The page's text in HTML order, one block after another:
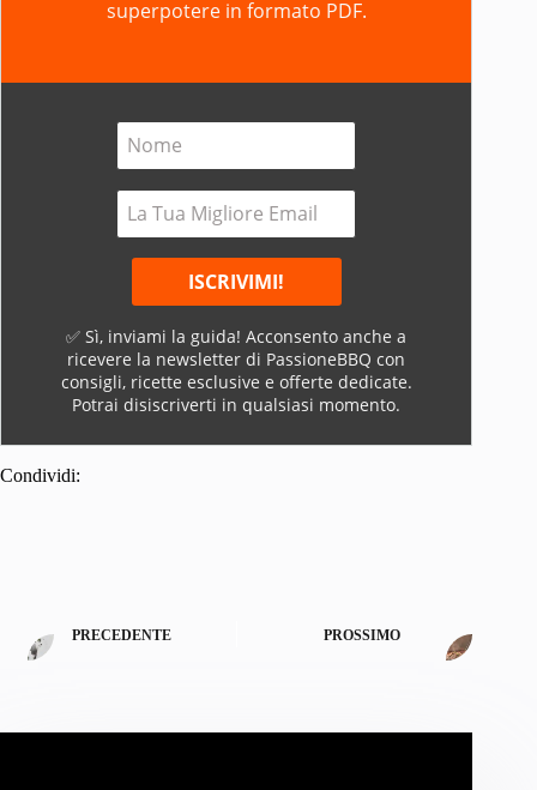
superpotere in formato PDF.
✅ Sì, inviami la guida! Acconsento anche a
ricevere la newsletter di PassioneBBQ con
consigli, ricette esclusive e offerte dedicate.
Potrai disiscriverti in qualsiasi momento.
Condividi:
PRECEDENTE PROSSIMO